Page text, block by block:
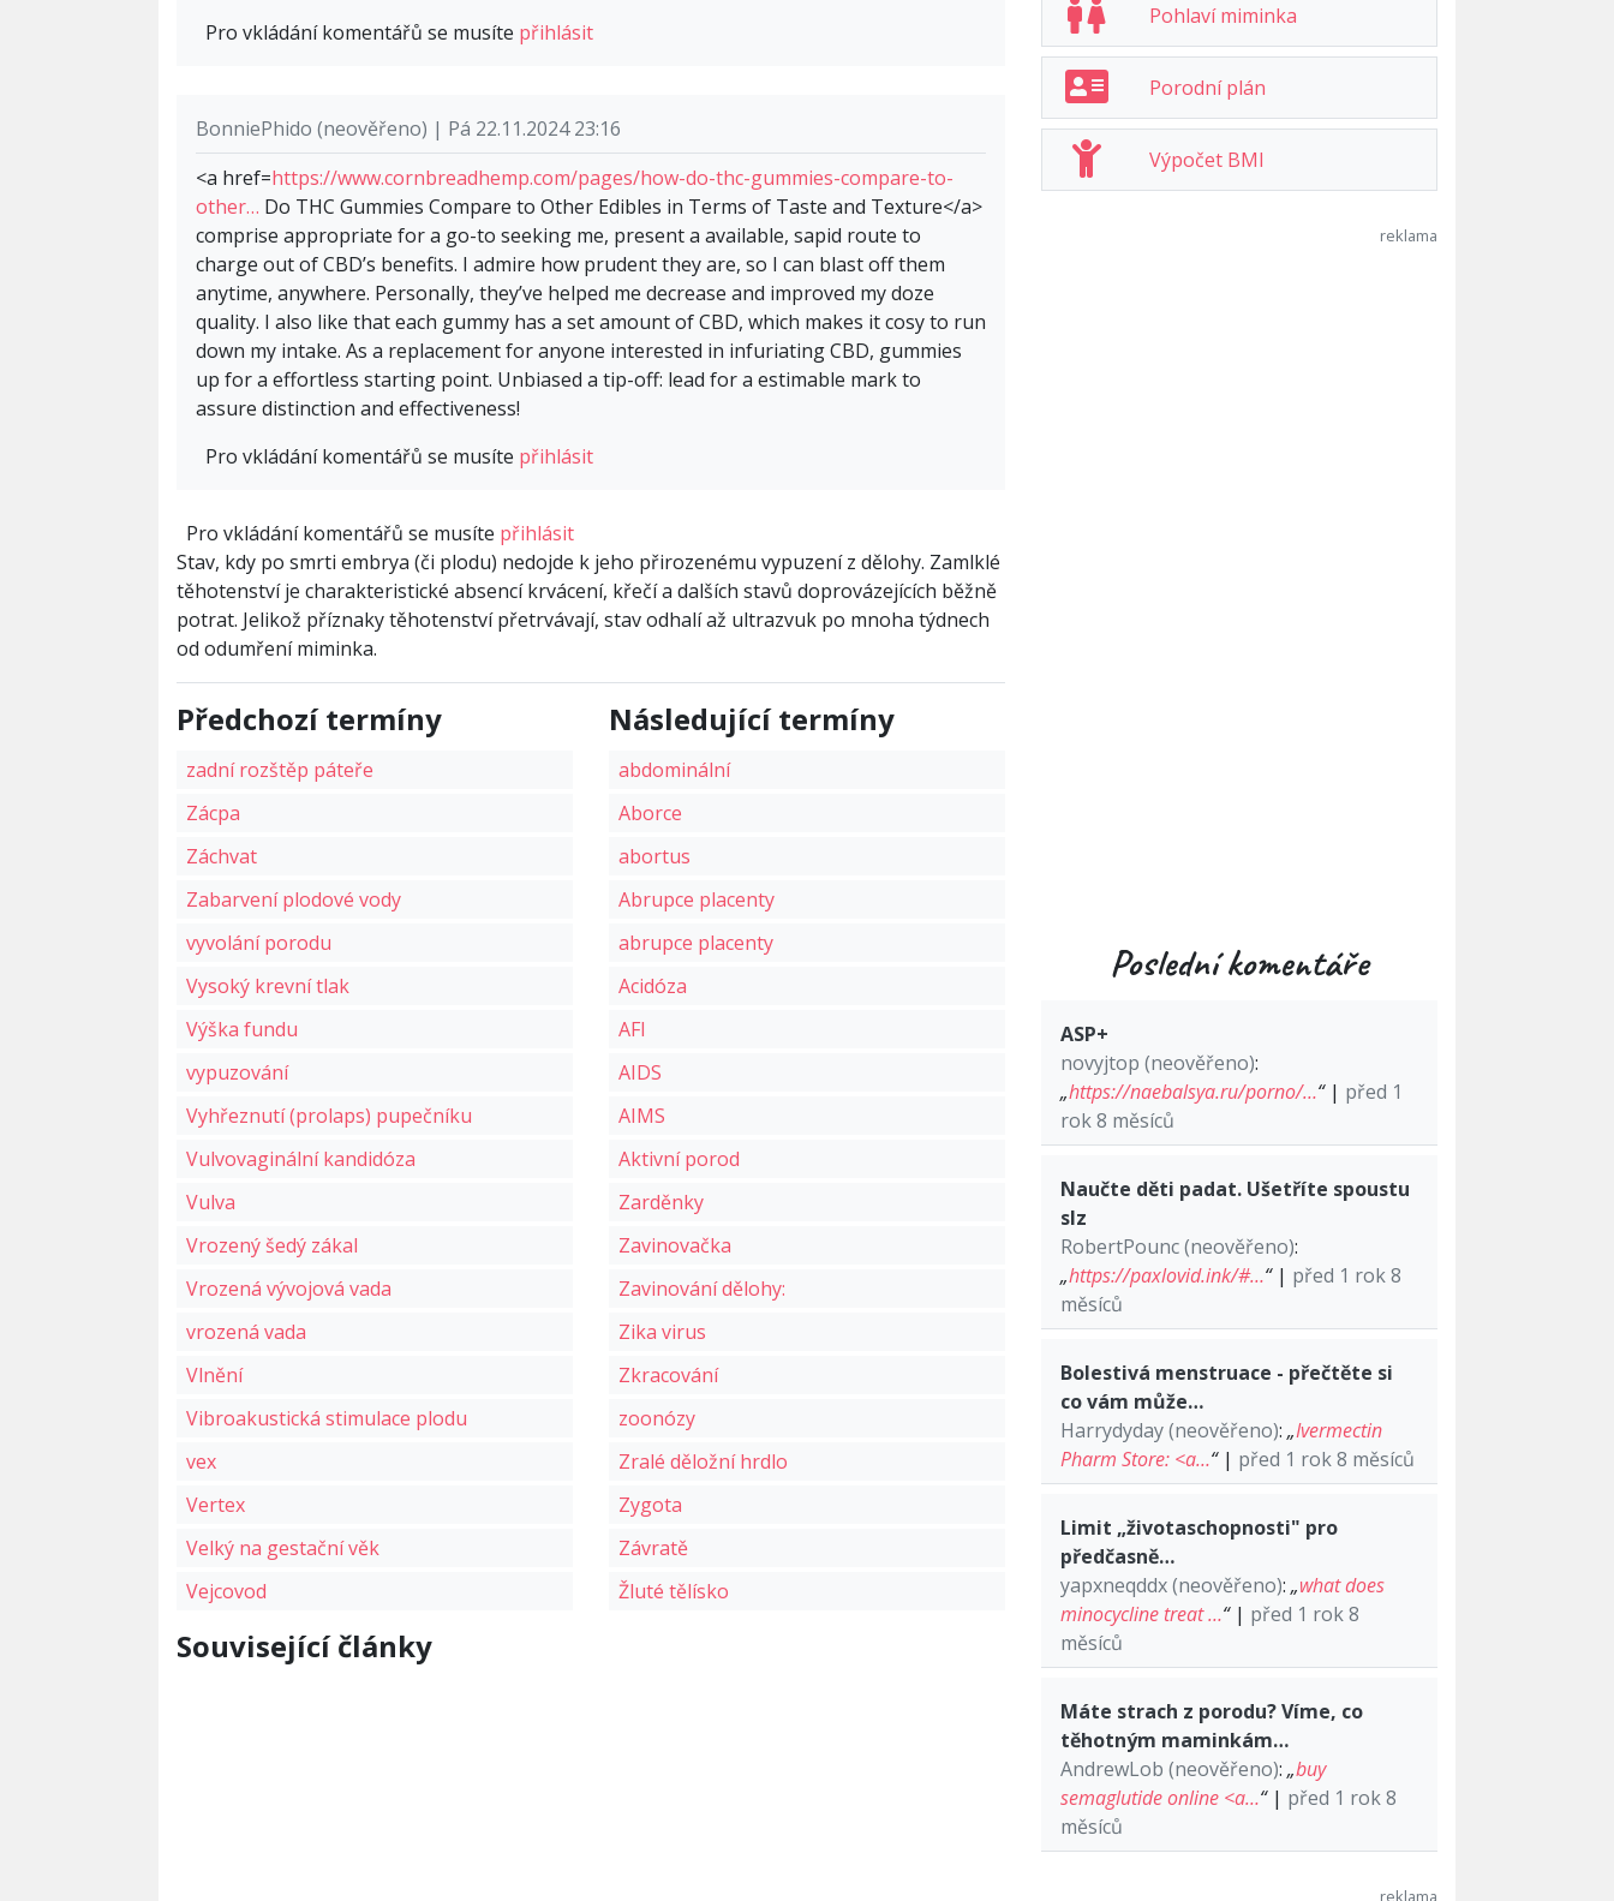
Pro vkládání komentářů se musíte přihlásit
BonniePhido (neověřeno) | Pá 22.11.2024 23:16
<a href=https://www.cornbreadhemp.com/pages/how-do-thc-gummies-compare-to-
other… Do THC Gummies Compare to Other Edibles in Terms of Taste and Texture</a>
comprise appropriate for a go-to seeking me, present a available, sapid route to
charge out of CBD’s benefits. I admire how prudent they are, so I can blast off them
anytime, anywhere. Personally, they’ve helped me decrease and improved my doze
quality. I also like that each gummy has a set amount of CBD, which makes it cosy to run
down my intake. As a replacement for anyone interested in infuriating CBD, gummies
up for a effortless starting point. Unbiased a tip-off: lead for a estimable mark to
assure distinction and effectiveness!
Pro vkládání komentářů se musíte přihlásit
Pro vkládání komentářů se musíte přihlásit
Stav, kdy po smrti embrya (či plodu) nedojde k jeho přirozenému vypuzení z dělohy. Zamlklé
těhotenství je charakteristické absencí krvácení, křečí a dalších stavů doprovázejících běžně
potrat. Jelikož příznaky těhotenství přetrvávají, stav odhalí až ultrazvuk po mnoha týdnech
od odumření miminka.
Předchozí termíny
zadní rozštěp páteře
Zácpa
Záchvat
Zabarvení plodové vody
vyvolání porodu
Vysoký krevní tlak
Výška fundu
vypuzování
Vyhřeznutí (prolaps) pupečníku
Vulvovaginální kandidóza
Vulva
Vrozený šedý zákal
Vrozená vývojová vada
vrozená vada
Vlnění
Vibroakustická stimulace plodu
vex
Vertex
Velký na gestační věk
Vejcovod
Následující termíny
abdominální
Aborce
abortus
Abrupce placenty
abrupce placenty
Acidóza
AFI
AIDS
AIMS
Aktivní porod
Zarděnky
Zavinovačka
Zavinování dělohy:
Zika virus
Zkracování
zoonózy
Zralé děložní hrdlo
Zygota
Závratě
Žluté tělísko
Související články
Pohlaví miminka
Porodní plán
Výpočet BMI
Poslední komentáře
ASP+
novyjtop (neověřeno):
„https://naebalsya.ru/porno/…“| před 1
rok 8 měsíců
Naučte děti padat. Ušetříte spoustu
slz
RobertPounc (neověřeno):
„https://paxlovid.ink/#…“| před 1 rok 8
měsíců
Bolestivá menstruace - přečtěte si
co vám může…
Harrydyday (neověřeno): „Ivermectin
Pharm Store: <a…“| před 1 rok 8 měsíců
Limit „životaschopnosti" pro
předčasně…
yapxneqddx (neověřeno): „what does
minocycline treat …“| před 1 rok 8
měsíců
Máte strach z porodu? Víme, co
těhotným maminkám…
AndrewLob (neověřeno): „buy
semaglutide online <a…“| před 1 rok 8
měsíců